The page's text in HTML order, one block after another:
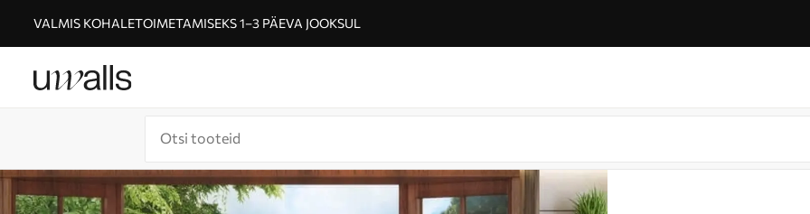
VALMIS KOHALETOIMETAMISEKS 1–3 PÄEVA JOOKSUL